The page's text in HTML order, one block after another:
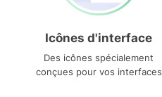
Icônes d'interface
Des icônes spécialement
conçues pour vos interfaces